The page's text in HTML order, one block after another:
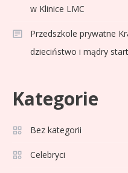
w Klinice LMC
Przedszkole prywatne
dzieciństwo i mądry start
Kategorie
Bez kategorii
Celebryci
3 Sport